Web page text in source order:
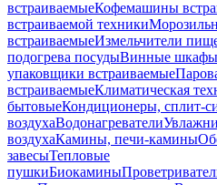
встраиваемыеКофемашины
встраиваемой техники
встраиваемыеИзмельчители
подогрева посудыВинные шкафы
упаковщики встраиваемые
встраиваемыеКлиматическая
бытовыеКондиционеры, сплит-
воздухаВодонагреватели
воздухаКамины, печи-камины
завесыТепловые
пушкиБиокамины